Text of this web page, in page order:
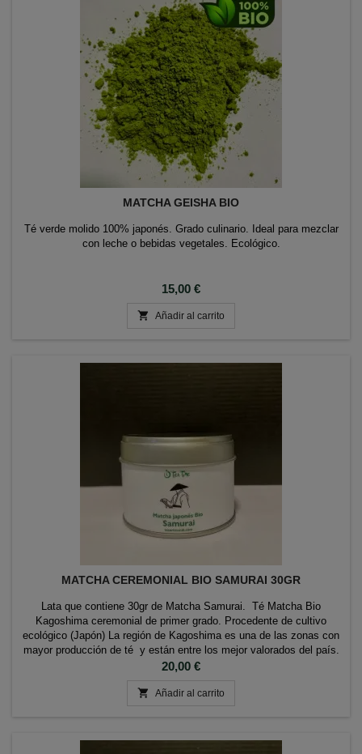
MATCHA GEISHA BIO
Té verde molido 100% japonés. Grado culinario. Ideal para mezclar
con leche o bebidas vegetales. Ecológico.
Precio
15,00 €
 Añadir al carrito
MATCHA CEREMONIAL BIO SAMURAI 30GR
Lata que contiene 30gr de Matcha Samurai. Té Matcha Bio
Kagoshima ceremonial de primer grado. Procedente de cultivo
ecológico (Japón) La región de Kagoshima es una de las zonas con
mayor producción de té y están entre los mejor valorados del país.
Elaborado de forma tradicional a partir de hojas de Té Matcha de
Precio
20,00 €
 Añadir al carrito